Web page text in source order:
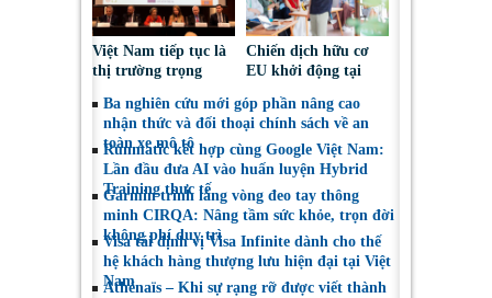
Việt Nam tiếp tục là
thị trường trọng
sản, thực phẩm Ba
Lan
Chiến dịch hữu cơ
EU khởi động tại
người tiêu dùng lựa
chọn sáng suốt
Ba nghiên cứu mới góp phần nâng cao
nhận thức và đối thoại chính sách về an
toàn xe mô tô
Runmatic kết hợp cùng Google Việt Nam:
Lần đầu đưa AI vào huấn luyện Hybrid
Training thực tế
Garmin trình làng vòng đeo tay thông
minh CIRQA: Nâng tầm sức khỏe, trọn đời
không phí duy trì
Visa tái định vị Visa Infinite dành cho thế
hệ khách hàng thượng lưu hiện đại tại Việt
Nam
Athénaïs – Khi sự rạng rỡ được viết thành